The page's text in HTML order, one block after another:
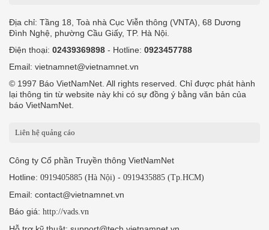
Địa chỉ: Tầng 18, Toà nhà Cục Viễn thông (VNTA), 68 Dương
Đình Nghệ, phường Cầu Giấy, TP. Hà Nội.
Điện thoại: 02439369898 - Hotline: 0923457788
Email: vietnamnet@vietnamnet.vn
© 1997 Báo VietNamNet. All rights reserved. Chỉ được phát hành
lại thông tin từ website này khi có sự đồng ý bằng văn bản của
báo VietNamNet.
Liên hệ quảng cáo
Công ty Cổ phần Truyền thông VietNamNet
Hotline: 0919405885 (Hà Nội) - 0919435885 (Tp.HCM)
Email: contact@vietnamnet.vn
Báo giá: http://vads.vn